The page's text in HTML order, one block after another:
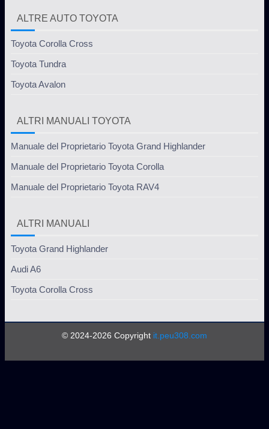
ALTRE AUTO TOYOTA
Toyota Corolla Cross
Toyota Tundra
Toyota Avalon
ALTRI MANUALI TOYOTA
Manuale del Proprietario Toyota Grand Highlander
Manuale del Proprietario Toyota Corolla
Manuale del Proprietario Toyota RAV4
ALTRI MANUALI
Toyota Grand Highlander
Audi A6
Toyota Corolla Cross
© 2024-2026 Copyright it.peu308.com